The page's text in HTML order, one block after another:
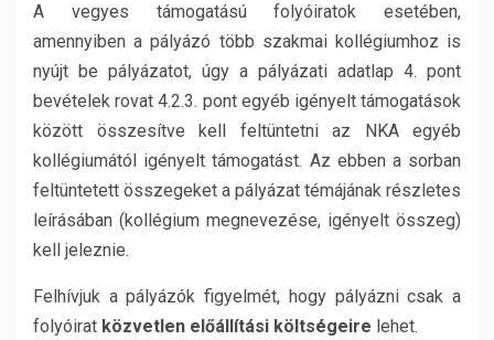
A vegyes támogatású folyóiratok esetében,
amennyiben a pályázó több szakmai kollégiumhoz is
nyújt be pályázatot, úgy a pályázati adatlap 4. pont
bevételek rovat 4.2.3. pont egyéb igényelt támogatások
között összesítve kell feltüntetni az NKA egyéb
kollégiumától igényelt támogatást. Az ebben a sorban
feltüntetett összegeket a pályázat témájának részletes
leírásában (kollégium megnevezése, igényelt összeg)
kell jeleznie.
Felhívjuk a pályázók figyelmét, hogy pályázni csak a
folyóirat közvetlen előállítási költségeire lehet.